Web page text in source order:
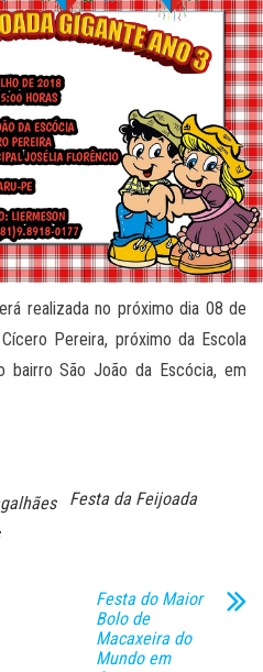
realizada no próximo dia 08 de
Pereira, próximo da Escola
bairro São João da Escócia, em
Festa da Feijoada
Festa do Maior
Bolo de
Macaxeira do
Mundo em